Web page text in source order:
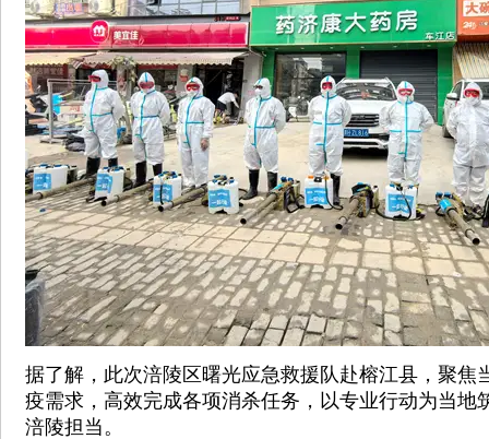
据了解，此次涪陵区曙光应急救援队赴榕江县，聚焦
疫需求，高效完成各项消杀任务，以专业行动为当地
涪陵担当。